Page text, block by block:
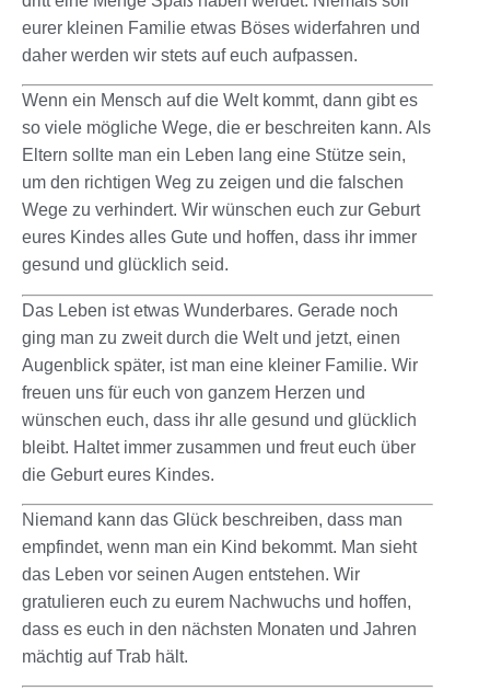
eurer kleinen Familie etwas Böses widerfahren und
daher werden wir stets auf euch aufpassen.
Wenn ein Mensch auf die Welt kommt, dann gibt es
so viele mögliche Wege, die er beschreiten kann. Als
Eltern sollte man ein Leben lang eine Stütze sein,
um den richtigen Weg zu zeigen und die falschen
Wege zu verhindert. Wir wünschen euch zur Geburt
eures Kindes alles Gute und hoffen, dass ihr immer
gesund und glücklich seid.
Das Leben ist etwas Wunderbares. Gerade noch
ging man zu zweit durch die Welt und jetzt, einen
Augenblick später, ist man eine kleiner Familie. Wir
freuen uns für euch von ganzem Herzen und
wünschen euch, dass ihr alle gesund und glücklich
bleibt. Haltet immer zusammen und freut euch über
die Geburt eures Kindes.
Niemand kann das Glück beschreiben, dass man
empfindet, wenn man ein Kind bekommt. Man sieht
das Leben vor seinen Augen entstehen. Wir
gratulieren euch zu eurem Nachwuchs und hoffen,
dass es euch in den nächsten Monaten und Jahren
mächtig auf Trab hält.